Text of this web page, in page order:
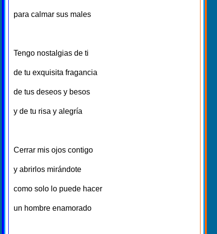
para calmar sus males
Tengo nostalgias de ti
de tu exquisita fragancia
de tus deseos y besos
y de tu risa y alegría
Cerrar mis ojos contigo
y abrirlos mirándote
como solo lo puede hacer
un hombre enamorado